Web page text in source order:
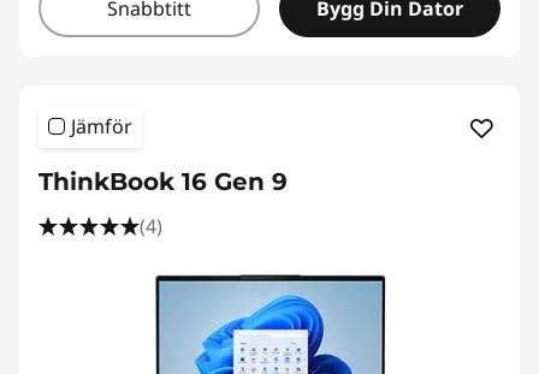
Snabbtitt Bygg Din Dator
Jämför
ThinkBook 16 Gen 9
(4)